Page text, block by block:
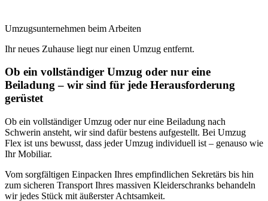
Umzugsunternehmen beim Arbeiten
Ihr neues Zuhause liegt nur einen Umzug entfernt.
Ob ein vollständiger Umzug oder nur eine
Beiladung – wir sind für jede Herausforderung
gerüstet
Ob ein vollständiger Umzug oder nur eine Beiladung nach
Schwerin ansteht, wir sind dafür bestens aufgestellt. Bei Umzug
Flex ist uns bewusst, dass jeder Umzug individuell ist – genauso wie
Ihr Mobiliar.
Vom sorgfältigen Einpacken Ihres empfindlichen Sekretärs bis hin
zum sicheren Transport Ihres massiven Kleiderschranks behandeln
wir jedes Stück mit äußerster Achtsamkeit.